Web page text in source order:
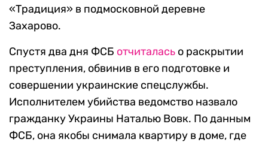
«Традиция» в подмосковной деревне
Захарово.
Спустя два дня ФСБ отчиталась о раскрытии
преступления, обвинив в его подготовке и
совершении украинские спецслужбы.
Исполнителем убийства ведомство назвало
гражданку Украины Наталью Вовк. По данным
ФСБ, она якобы снимала квартиру в доме, где